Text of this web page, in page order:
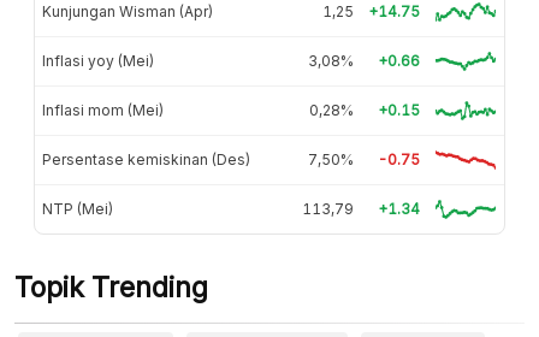
Kunjungan Wisman (Apr) 1,25 +14.75
Inflasi yoy (Mei) 3,08% +0.66
Inflasi mom (Mei) 0,28% +0.15
Persentase kemiskinan (Des) 7,50% -0.75
NTP (Mei) 113,79 +1.34
Topik Trending